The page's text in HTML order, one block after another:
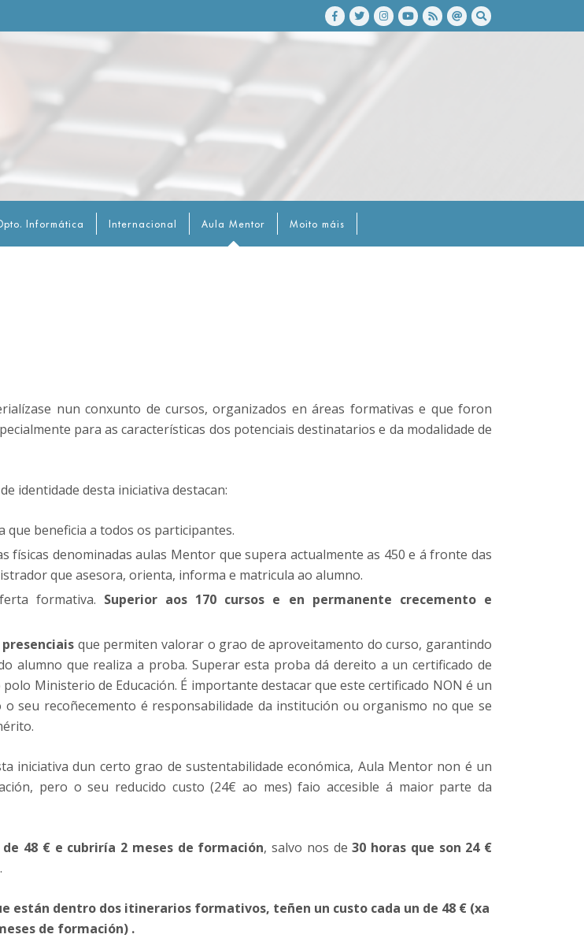
Informática Internacional Aula Mentor Moito máis
nun conxunto de cursos, organizados en áreas formativas e que foron
para as características dos potenciais destinatarios e da modalidade de
identidade desta iniciativa destacan:
que beneficia a todos os participantes.
físicas denominadas aulas Mentor que supera actualmente as 450 e á fronte das
que asesora, orienta, informa e matricula ao alumno.
formativa. Superior aos 170 cursos e en permanente crecemento e
que permiten valorar o grao de aproveitamento do curso, garantindo
alumno que realiza a proba. Superar esta proba dá dereito a un certificado de
Ministerio de Educación. É importante destacar que este certificado NON é un
seu recoñecemento é responsabilidade da institución ou organismo no que se
iniciativa dun certo grao de sustentabilidade económica, Aula Mentor non é un
pero o seu reducido custo (24€ ao mes) faio accesible á maior parte da
48 € e cubriría 2 meses de formación, salvo nos de30 horas que son 24 €
.
están dentro dos itinerarios formativos, teñen un custo cada un de 48 € (xa
de formación) .